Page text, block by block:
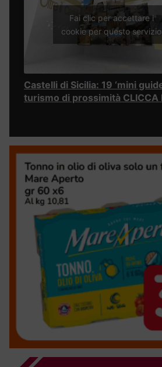
Fai clic per accettare i
cookie per questo servizio
Castelli di Sicilia: 19 ‘mini
turismo di prossimità CLICCA